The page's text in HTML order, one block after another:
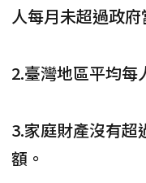
人每月未超過政
2.臺灣地區平均每
3.家庭財產沒有超
額。